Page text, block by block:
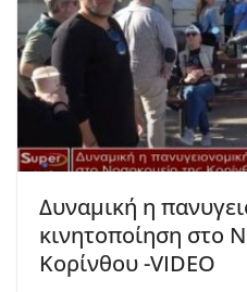
Δυναμική η
κινητοποίηση στο
Κορίνθου -VIDEO